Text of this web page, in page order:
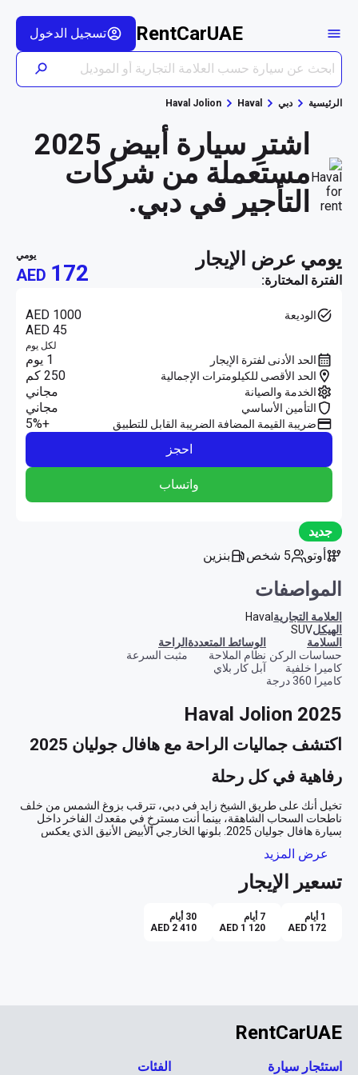
RentCarUAE تسجيل الدخول
الرئيسية دبي Haval
Haval Jolion
اشترِ سيارة أبيض 2025
مستعملة من شركات
التأجير في دبي.
يومي عرض الإيجار
الفترة المختارة:
يومي
AED 172
الوديعة
AED 1000
AED 45
لكل يوم
الحد الأدنى لفترة الإيجار 1 يوم
الحد الأقصى للكيلومترات الإجمالية 250 كم
الخدمة والصيانة مجاني
التأمين الأساسي مجاني
ضريبة القيمة المضافة الضريبة القابل للتطبيق
+5%
احجز
واتساب
جديد
أوتو
5 شخص بنزين
المواصفات
العلامة التجاريةHaval
الهيكلSUV
السلامة
حساسات الركن
كاميرا خلفية
كاميرا 360 درجة
الوسائط المتعددة
نظام الملاحة
آبل كار بلاي
الراحة
مثبت السرعة
Haval Jolion 2025
اكتشف جماليات الراحة مع هافال جوليان 2025
رفاهية في كل رحلة
تجربة قيادة سلسة وآمنة
عرض المزيد
تسعير الإيجار
1 أيام
AED 172
7 أيام
AED 1 120
30 أيام
AED 2 410
RentCarUAE
استئجار سيارة الفئات